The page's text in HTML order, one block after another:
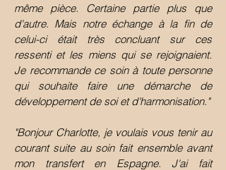
même pièce. Certaine partie plus que
d'autre. Mais notre échange à la fin de
celui-ci était très concluant sur ces
ressenti et les miens qui se rejoignaient.
Je recommande ce soin à toute personne
qui souhaite faire une démarche de
développement de soi et d'harmonisation."
"Bonjour Charlotte, je voulais vous tenir au
courant suite au soin fait ensemble avant
mon transfert en Espagne. J'ai fait